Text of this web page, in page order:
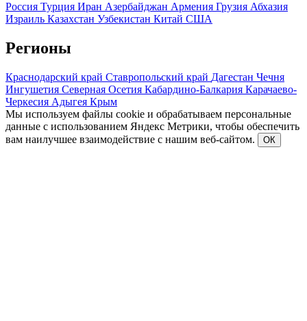
Россия Турция Иран Азербайджан Армения Грузия Абхазия
Израиль Казахстан Узбекистан Китай США
Регионы
Краснодарский край Ставропольский край Дагестан Чечня
Ингушетия Северная Осетия Кабардино-Балкария Карачаево-
Черкесия Адыгея Крым
Мы используем файлы cookie и обрабатываем персональные
данные с использованием Яндекс Метрики, чтобы обеспечить
вам наилучшее взаимодействие с нашим веб-сайтом.
ОК